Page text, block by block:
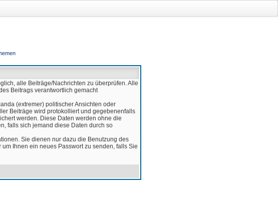
alle Beiträge/Nachrichten zu überprüfen. Alle
Beitrags verantwortlich gemacht
(extremer) politischer Ansichten oder
Beiträge wird protokolliert und gegebenenfalls
werden. Diese Daten werden ohne die
falls sich jemand diese Daten durch so
Sie dienen nur dazu die Benutzung des
Ihnen ein neues Passwort zu senden, falls Sie